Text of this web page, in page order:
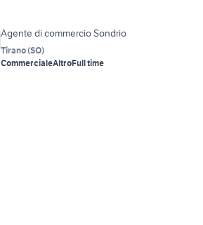
Agente di commercio Sondrio
Tirano(SO)
CommercialeAltroFull time